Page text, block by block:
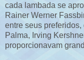
cada lambada se
Rainer Werner
entre seus
Palma, Irving
proporcionavam